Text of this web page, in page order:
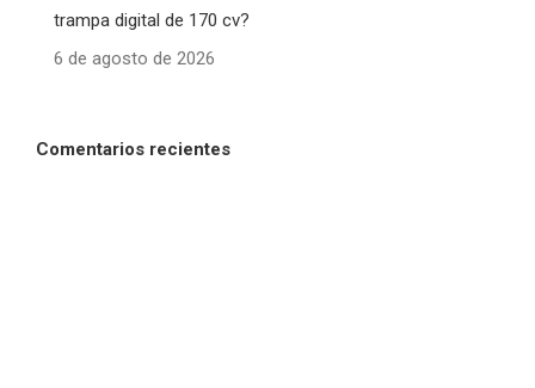
trampa digital de 170 cv?
6 de agosto de 2026
Comentarios recientes